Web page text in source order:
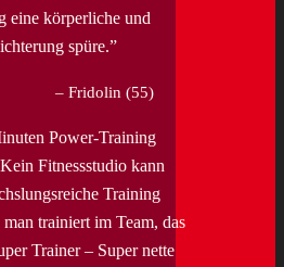
eine körperliche und
spüre.
Fridolin (55)
Power-Training
Fitnessstudio kann
Training
trainiert im Team, das
Trainer – Super nette